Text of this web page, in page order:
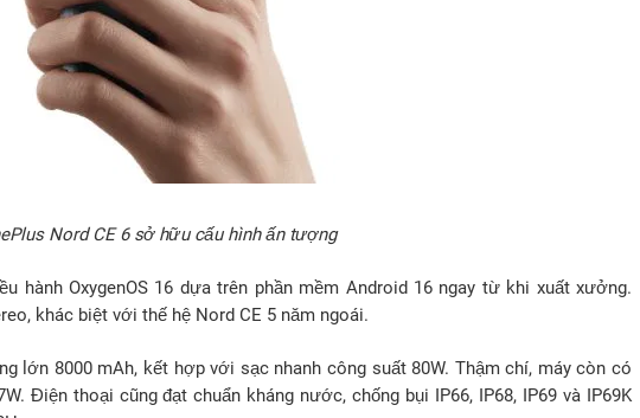
Nord CE 6 sở hữu cấu hình ấn tượng
hành OxygenOS 16 dựa trên phần mềm Android 16 ngay từ khi xuất xưởng.
khác biệt với thế hệ Nord CE 5 năm ngoái.
lớn 8000 mAh, kết hợp với sạc nhanh công suất 80W. Thậm chí, máy còn có
Điện thoại cũng đạt chuẩn kháng nước, chống bụi IP66, IP68, IP69 và IP69K